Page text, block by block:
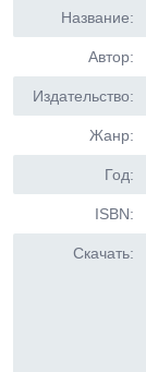
Название:
Автор:
Издательство:
Жанр:
Год:
ISBN:
Скачать: